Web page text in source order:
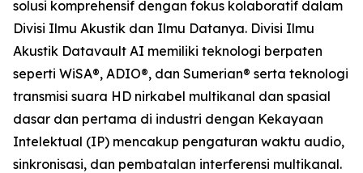
solusi komprehensif dengan fokus kolaboratif dalam
Divisi Ilmu Akustik dan Ilmu Datanya. Divisi Ilmu
Akustik Datavault AI memiliki teknologi berpaten
seperti WiSA®, ADIO®, dan Sumerian® serta teknologi
transmisi suara HD nirkabel multikanal dan spasial
dasar dan pertama di industri dengan Kekayaan
Intelektual (IP) mencakup pengaturan waktu audio,
sinkronisasi, dan pembatalan interferensi multikanal.